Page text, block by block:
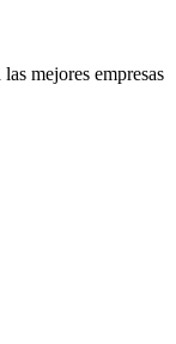
mejores empresas